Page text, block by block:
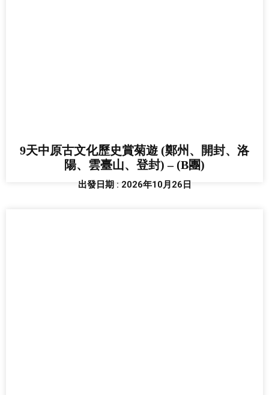
9天中原古文化歷史賞菊遊 (鄭州、開封、洛
陽、雲臺山、登封) – (B團)
出發日期 : 2026年10月26日